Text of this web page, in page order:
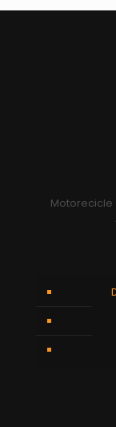
Motorecicle